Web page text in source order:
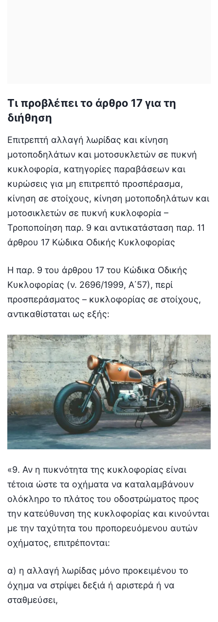
Τι προβλέπει το άρθρο 17 για τη
διήθηση
Επιτρεπτή αλλαγή λωρίδας και κίνηση
μοτοποδηλάτων και μοτοσυκλετών σε πυκνή
κυκλοφορία, κατηγορίες παραβάσεων και
κυρώσεις για μη επιτρεπτό προσπέρασμα,
κίνηση σε στοίχους, κίνηση μοτοποδηλάτων και
μοτοσικλετών σε πυκνή κυκλοφορία –
Τροποποίηση παρ. 9 και αντικατάσταση παρ. 11
άρθρου 17 Κώδικα Οδικής Κυκλοφορίας
Η παρ. 9 του άρθρου 17 του Κώδικα Οδικής
Κυκλοφορίας (ν. 2696/1999, Α΄57), περί
προσπεράσματος – κυκλοφορίας σε στοίχους,
αντικαθίσταται ως εξής:
«9. Αν η πυκνότητα της κυκλοφορίας είναι
τέτοια ώστε τα οχήματα να καταλαμβάνουν
ολόκληρο το πλάτος του οδοστρώματος προς
την κατεύθυνση της κυκλοφορίας και κινούνται
με την ταχύτητα του προπορευόμενου αυτών
οχήματος, επιτρέπονται:
α) η αλλαγή λωρίδας μόνο προκειμένου το
όχημα να στρίψει δεξιά ή αριστερά ή να
σταθμεύσει,